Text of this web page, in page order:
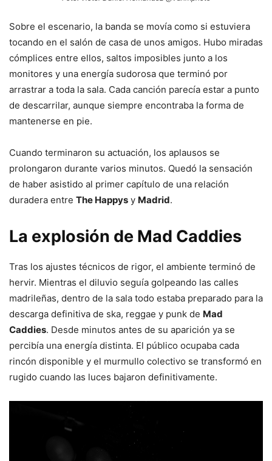
Sobre el escenario, la banda se movía como si estuviera
tocando en el salón de casa de unos amigos. Hubo miradas
cómplices entre ellos, saltos imposibles junto a los
monitores y una energía sudorosa que terminó por
arrastrar a toda la sala. Cada canción parecía estar a punto
de descarrilar, aunque siempre encontraba la forma de
mantenerse en pie.
Cuando terminaron su actuación, los aplausos se
prolongaron durante varios minutos. Quedó la sensación
de haber asistido al primer capítulo de una relación
duradera entre The Happys y Madrid.
La explosión de Mad Caddies
Tras los ajustes técnicos de rigor, el ambiente terminó de
hervir. Mientras el diluvio seguía golpeando las calles
madrileñas, dentro de la sala todo estaba preparado para la
descarga definitiva de ska, reggae y punk de Mad
Caddies. Desde minutos antes de su aparición ya se
percibía una energía distinta. El público ocupaba cada
rincón disponible y el murmullo colectivo se transformó en
rugido cuando las luces bajaron definitivamente.